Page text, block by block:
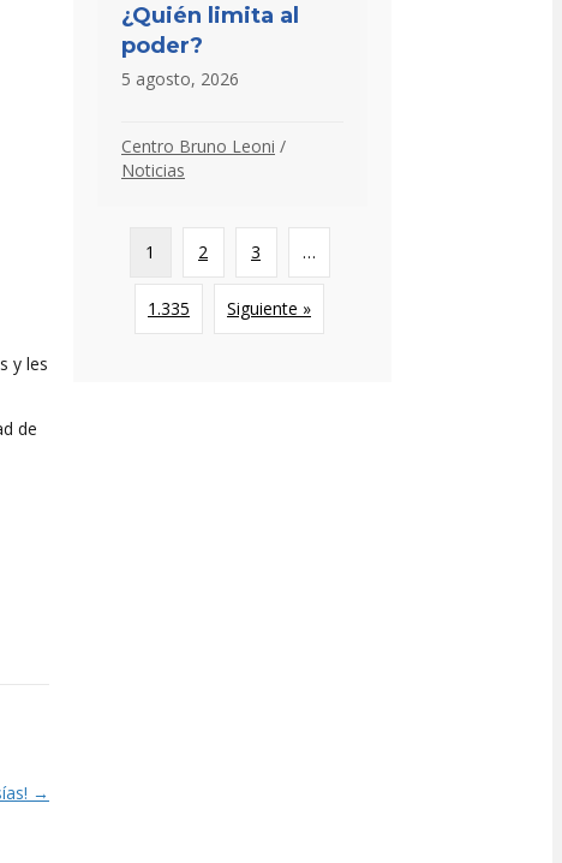
y les
de
→
¿Quién limita al
poder?
5 agosto, 2026
Centro Bruno Leoni /
Noticias
1 2 3 …
1.335 Siguiente »